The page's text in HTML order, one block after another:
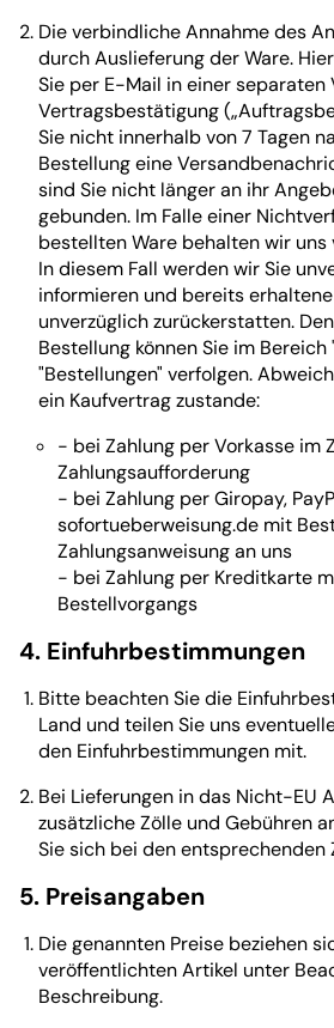
Die verbindliche Annahme des
durch Auslieferung der Ware.
Sie per E-Mail in einer separaten
Vertragsbestätigung
Sie nicht innerhalb von 7 Tagen
Bestellung eine
sind Sie nicht länger an ihr
gebunden. Im Falle einer
bestellten Ware behalten wir uns
In diesem Fall werden wir Sie
informieren und bereits
unverzüglich zurückerstatten.
Bestellung können Sie im Bereich
"Bestellungen" verfolgen.
ein Kaufvertrag zustande:
- bei Zahlung per Vorkasse im
Zahlungsaufforderung
- bei Zahlung per Giropay,
sofortueberweisung.de mit
Zahlungsanweisung an uns
- bei Zahlung per Kreditkarte
Bestellvorgangs
4. Einfuhrbestimmungen
Bitte beachten Sie die
Land und teilen Sie uns
den Einfuhrbestimmungen mit.
Bei Lieferungen in das Nicht-EU
zusätzliche Zölle und Gebühren
Sie sich bei den entsprechenden
5. Preisangaben
Die genannten Preise beziehen
veröffentlichten Artikel unter
Beschreibung.